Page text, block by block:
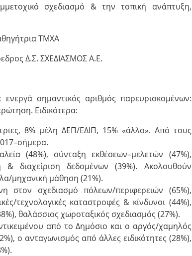
σχεδιασμό & την τοπική ανάπτυξη,
ΤΜΧΑ
Δ.Σ. ΣΧΕΔΙΑΣΜΟΣ Α.Ε.
σημαντικός αριθμός παρευρισκομένων:
Ειδικότερα:
8% μέλη ΔΕΠ/ΕΔΙΠ, 15% «άλλο». Από τους
(48%), σύνταξη εκθέσεων–μελετών (47%),
& διαχείριση δεδομένων (39%). Ακολουθούν
μηχανική μάθηση (21%).
στον σχεδιασμό πόλεων/περιφερειών (65%),
τεχνολογικές καταστροφές & κίνδυνοι (44%),
θαλάσσιος χωροταξικός σχεδιασμός (27%).
από το Δημόσιο και ο αργός/χαμηλός
ο ανταγωνισμός από άλλες ειδικότητες (28%),